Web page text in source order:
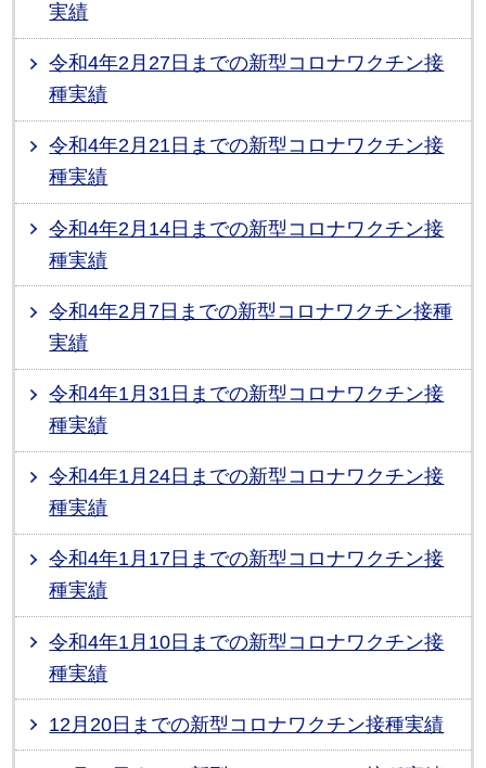
実績
令和4年2月27日までの新型コロナワクチン接
種実績
令和4年2月21日までの新型コロナワクチン接
種実績
令和4年2月14日までの新型コロナワクチン接
種実績
令和4年2月7日までの新型コロナワクチン接種
実績
令和4年1月31日までの新型コロナワクチン接
種実績
令和4年1月24日までの新型コロナワクチン接
種実績
令和4年1月17日までの新型コロナワクチン接
種実績
令和4年1月10日までの新型コロナワクチン接
種実績
12月20日までの新型コロナワクチン接種実績